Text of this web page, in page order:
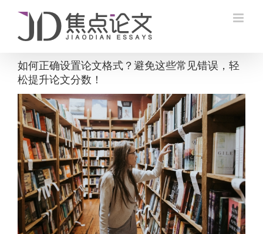
content
如何正确设置论文格式？避免这些常见错误，轻
松提升论文分数！
View
Larger
Image